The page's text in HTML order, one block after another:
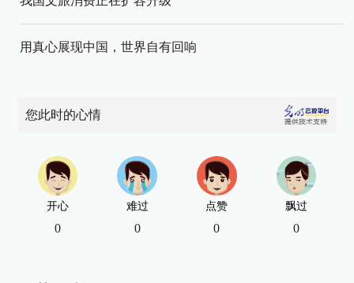
用真心展现中国，世界自有回响
您此时的心情
开心
0
难过
0
点赞
0
飘过
0